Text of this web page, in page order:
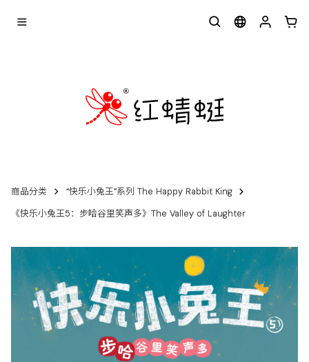
商品分类
“快乐小兔王”系列 The Happy Rabbit King
《快乐小兔王5：步哈谷里笑声多》The Valley of Laughter